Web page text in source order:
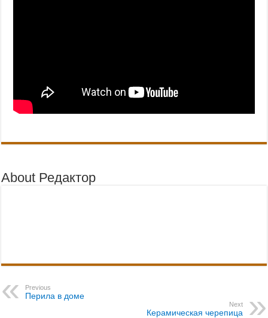
About Редактор
Previous
Перила в доме
Next
Керамическая черепица